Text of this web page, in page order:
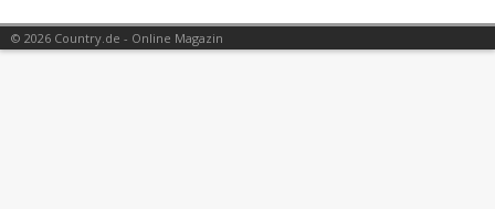
© 2026 Country.de - Online Magazin